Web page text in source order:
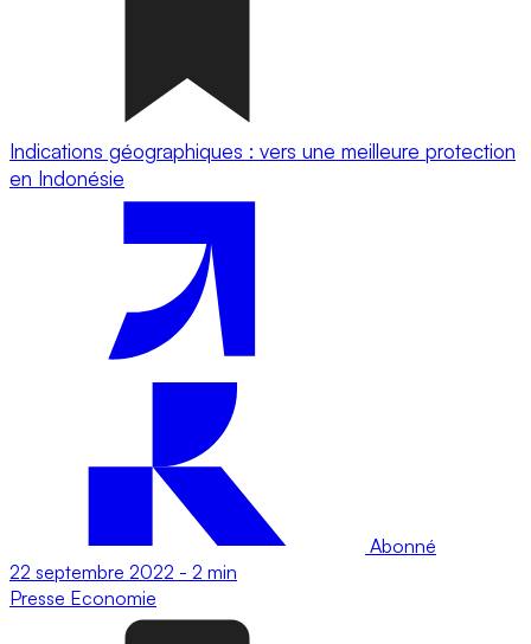
Indications géographiques : vers une meilleure protection
en Indonésie
Abonné
22 septembre 2022 - 2 min
Presse Economie